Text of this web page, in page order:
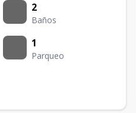
2
Baños
1
Parqueo